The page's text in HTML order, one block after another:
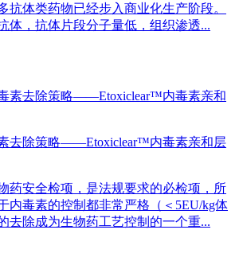
抗体类药物已经步入商业化生产阶段。
体，抗体片段分子量低，组织渗透...
去除策略——Etoxiclear™内毒素亲和层
药安全检项，是法规要求的必检项，所
内毒素的控制都非常严格（＜5EU/kg体
去除成为生物药工艺控制的一个重...